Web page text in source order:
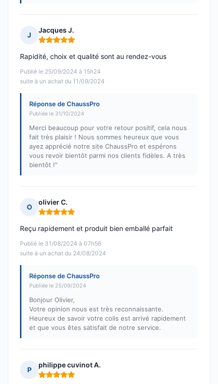
J
Jacques J.
Note : 5 sur 5
Publié le 25/09/2024 à 15h24
suite à un achat du 11/09/2024
Rapidité, choix et qualité sont au rendez-vous
Réponse de ChaussPro
Publiée le 31/10/2024
Merci beaucoup pour votre retour positif, cela nous
fait très plaisir ! Nous sommes heureux que vous
ayez apprécié notre site ChaussPro et espérons
vous revoir bientôt parmi nos clients fidèles. A très
bientôt !"
O
olivier C.
Note : 5 sur 5
Publié le 31/08/2024 à 07h56
suite à un achat du 24/08/2024
Reçu rapidement et produit bien emballé parfait
Réponse de ChaussPro
Publiée le 25/09/2024
Bonjour Olivier,
Votre opinion nous est très reconnaissante.
Heureux de savoir votre colis est arrivé rapidement
et que vous êtes satisfait de notre service.
P
philippe cuvinot A.
Note : 5 sur 5